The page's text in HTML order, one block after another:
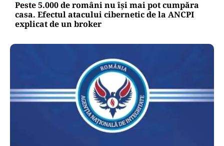
Peste 5.000 de români nu își mai pot cumpăra
casa. Efectul atacului cibernetic de la ANCPI
explicat de un broker